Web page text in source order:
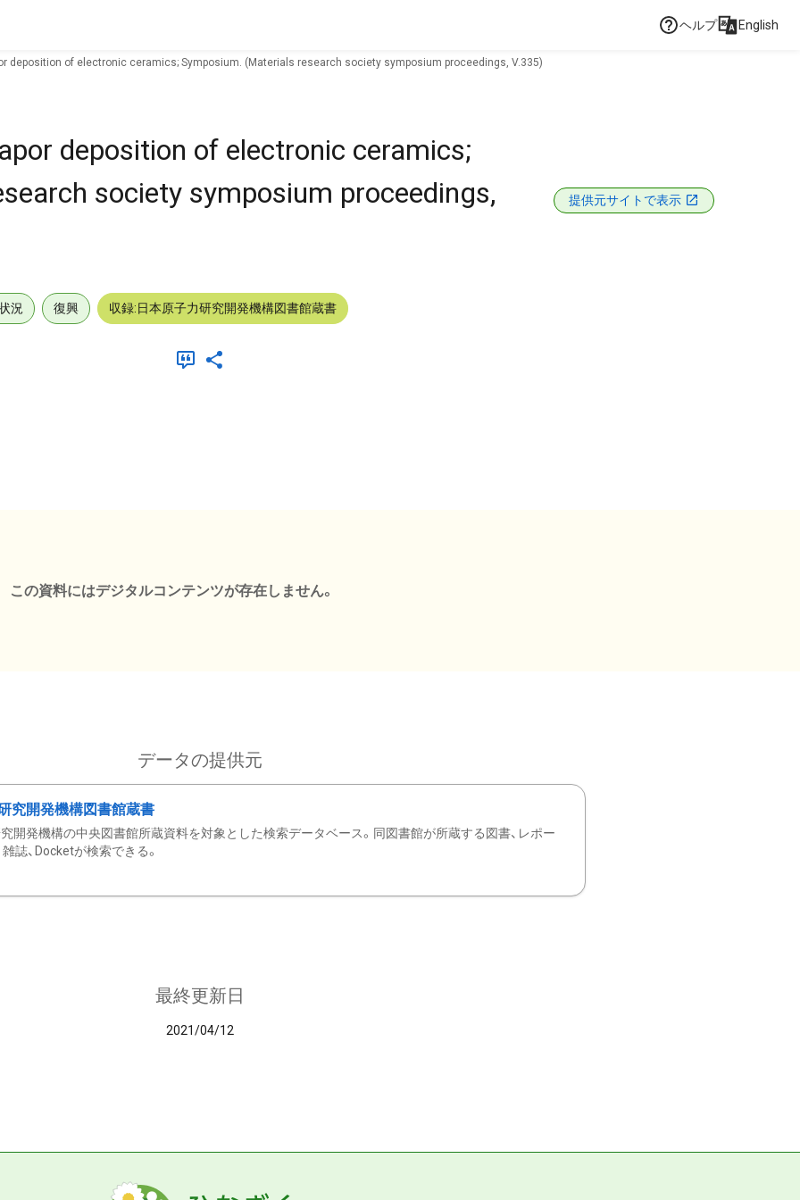
ヘルプ English
deposition of electronic ceramics; Symposium. (Materials research society symposium proceedings, V.335)
deposition of electronic ceramics;
society symposium proceedings,
提供元サイトで表示
況 復興 収録:日本原子力研究開発機構図書館蔵書
この資料にはデジタルコンテンツが存在しません。
データの提供元
究開発機構図書館蔵書
開発機構の中央図書館所蔵資料を対象とした検索データベース。同図書館が所蔵する図書、レポー
雑誌、Docketが検索できる。
最終更新日
2021/04/12